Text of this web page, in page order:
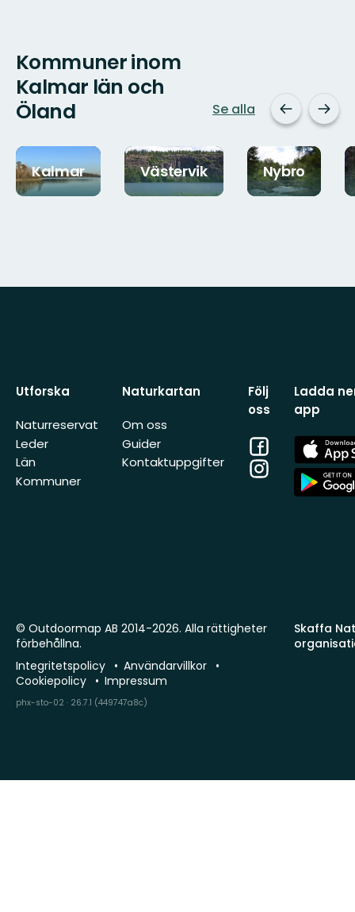
Kommuner inom
Kalmar län och
Öland
Se alla
Kalmar Västervik Nybro
Utforska
Naturreservat
Leder
Län
Kommuner
Naturkartan
Om oss
Guider
Kontaktuppgifter
Följ
oss
Facebook
Instagram
Ladda
app
App
Store
App
Store
Skaffa
© Outdoormap AB 2014-2026. Alla rättigheter
förbehållna.
Integritetspolicy
Användarvillkor
Cookiepolicy
Impressum
phx-sto-02 · 26.7.1 (449747a8c)